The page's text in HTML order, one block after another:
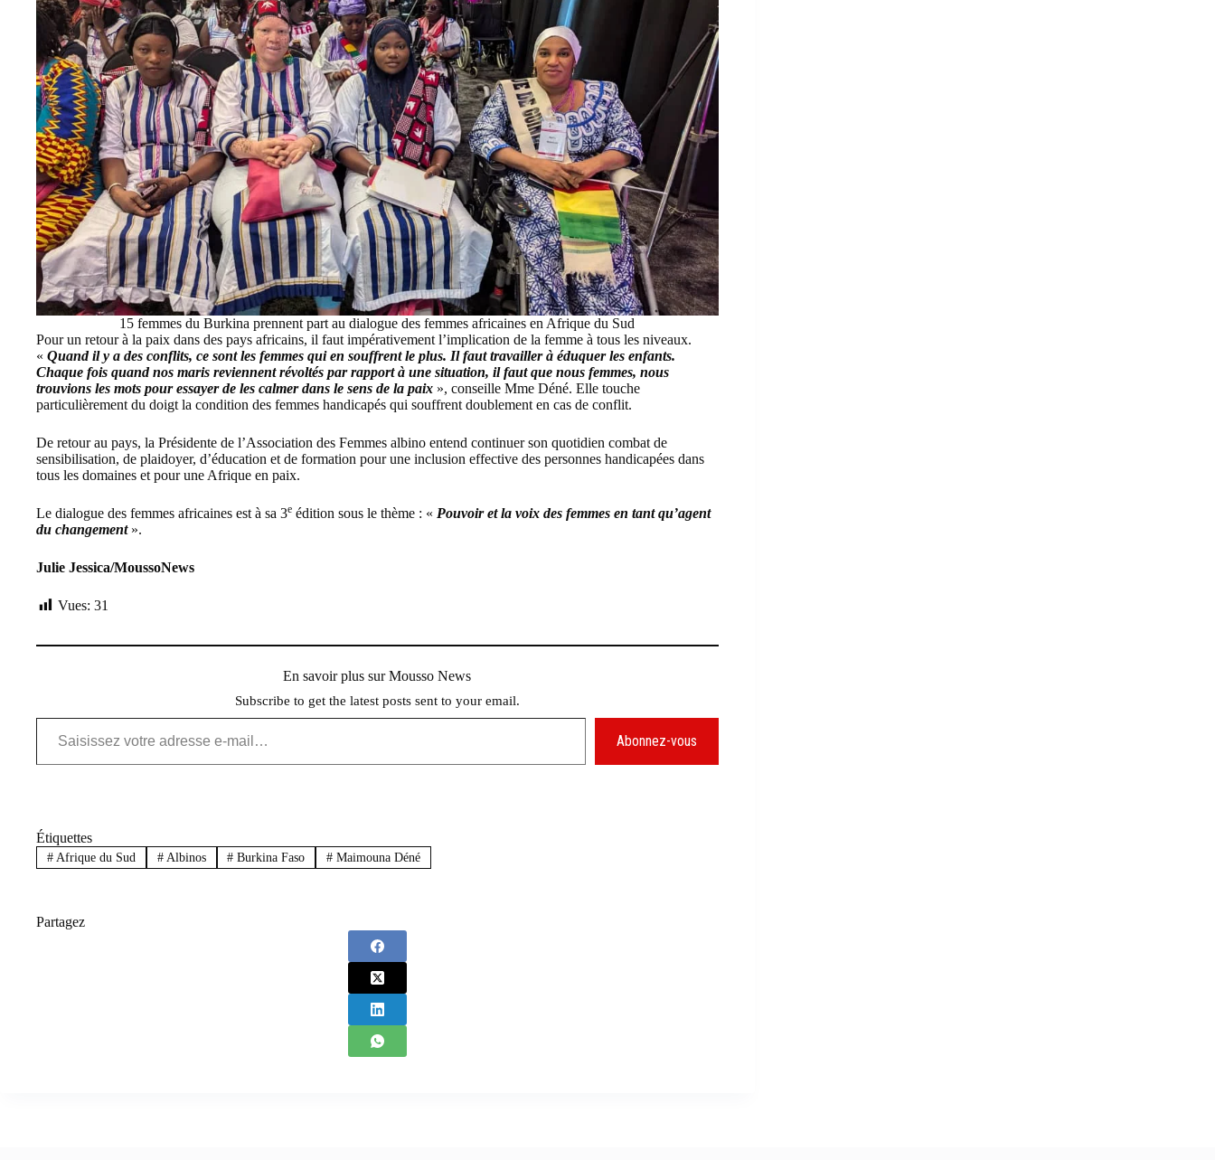
15 femmes du Burkina prennent part au dialogue des femmes africaines en Afrique du Sud
Pour un retour à la paix dans des pays africains, il faut impérativement l’implication de la femme à tous les niveaux.
« Quand il y a des conflits, ce sont les femmes qui en souffrent le plus. Il faut travailler à éduquer les enfants.
Chaque fois quand nos maris reviennent révoltés par rapport à une situation, il faut que nous femmes, nous
trouvions les mots pour essayer de les calmer dans le sens de la paix », conseille Mme Déné. Elle touche
particulièrement du doigt la condition des femmes handicapés qui souffrent doublement en cas de conflit.
De retour au pays, la Présidente de l’Association des Femmes albino entend continuer son quotidien combat de
sensibilisation, de plaidoyer, d’éducation et de formation pour une inclusion effective des personnes handicapées dans
tous les domaines et pour une Afrique en paix.
Le dialogue des femmes africaines est à sa 3e édition sous le thème : « Pouvoir et la voix des femmes en tant qu’agent
du changement ».
Julie Jessica/MoussoNews
Vues: 31
En savoir plus sur Mousso News
Subscribe to get the latest posts sent to your email.
Saisissez votre adresse e-mail…
Abonnez-vous
Étiquettes
#Afrique du Sud #Albinos # Burkina Faso # Maimouna Déné
Partagez